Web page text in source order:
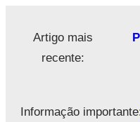
Artigo mais
recente:
Informação